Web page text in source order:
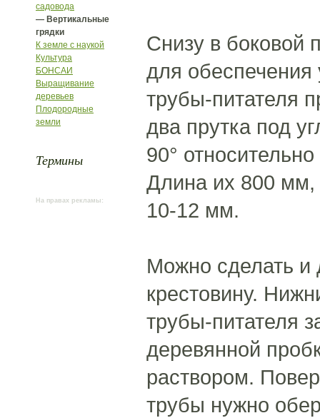
садовода
— Вертикальные
грядки
К земле с наукой
Культура
БОНСАИ
Выращивание
деревьев
Плодородные
земли
Термины
На правах рекламы:
Снизу в боковой
для обеспечения
трубы-питателя
два прутка под
90°
Длина их 800 мм,
10-12 мм.
Можно сделать и
крестовину.
трубы-питателя
деревянной
раствором.
трубы нужно